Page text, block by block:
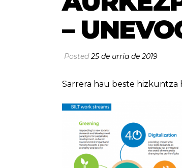
–
Posted25 de urria de 2019
Sarrera hau beste hizkuntza